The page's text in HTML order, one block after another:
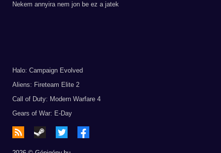
Nekem annyira nem jon be ez a jatek
Halo: Campaign Evolved
Aliens: Fireteam Elite 2
Call of Duty: Modern Warfare 4
Gears of War: E-Day